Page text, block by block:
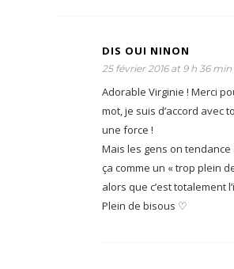
DIS OUI NINON
25 février 2016 at 9 h 36 min
Adorable Virginie ! Merci
mot, je suis d’accord avec
une force !
Mais les gens on
ça comme un « trop plein
alors que c’est totalement
Plein de bisous ♡